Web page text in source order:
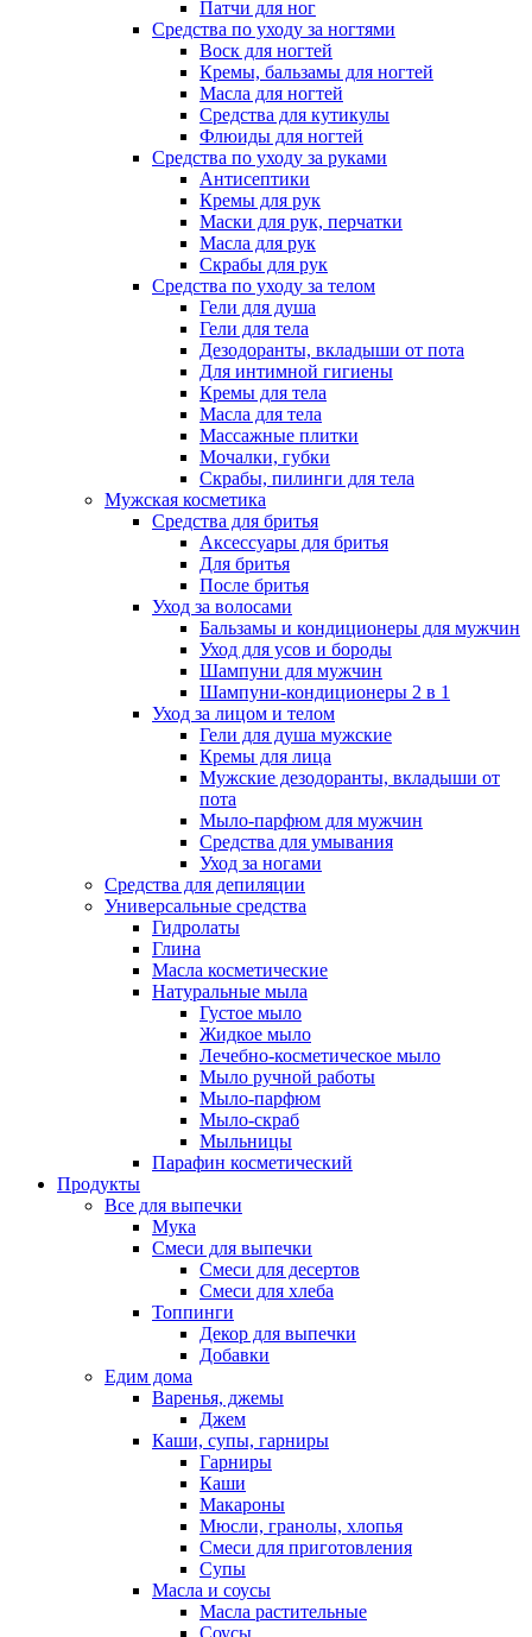
Патчи для ног
Средства по уходу за ногтями
Воск для ногтей
Кремы, бальзамы для ногтей
Масла для ногтей
Средства для кутикулы
Флюиды для ногтей
Средства по уходу за руками
Антисептики
Кремы для рук
Маски для рук, перчатки
Масла для рук
Скрабы для рук
Средства по уходу за телом
Гели для душа
Гели для тела
Дезодоранты, вкладыши от пота
Для интимной гигиены
Кремы для тела
Масла для тела
Массажные плитки
Мочалки, губки
Скрабы, пилинги для тела
Мужская косметика
Средства для бритья
Аксессуары для бритья
Для бритья
После бритья
Уход за волосами
Бальзамы и кондиционеры для мужчин
Уход для усов и бороды
Шампуни для мужчин
Шампуни-кондиционеры 2 в 1
Уход за лицом и телом
Гели для душа мужские
Кремы для лица
Мужские дезодоранты, вкладыши от
пота
Мыло-парфюм для мужчин
Средства для умывания
Уход за ногами
Средства для депиляции
Универсальные средства
Гидролаты
Глина
Масла косметические
Натуральные мыла
Густое мыло
Жидкое мыло
Лечебно-косметическое мыло
Мыло ручной работы
Мыло-парфюм
Мыло-скраб
Мыльницы
Парафин косметический
Продукты
Все для выпечки
Мука
Смеси для выпечки
Смеси для десертов
Смеси для хлеба
Топпинги
Декор для выпечки
Добавки
Едим дома
Варенья, джемы
Джем
Каши, супы, гарниры
Гарниры
Каши
Макароны
Мюсли, гранолы, хлопья
Смеси для приготовления
Супы
Масла и соусы
Масла растительные
Соусы